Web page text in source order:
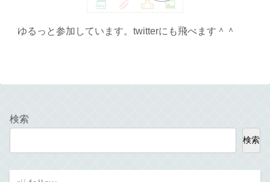
ゆるっと参加しています。twitterにも飛べます＾＾
検索
検索